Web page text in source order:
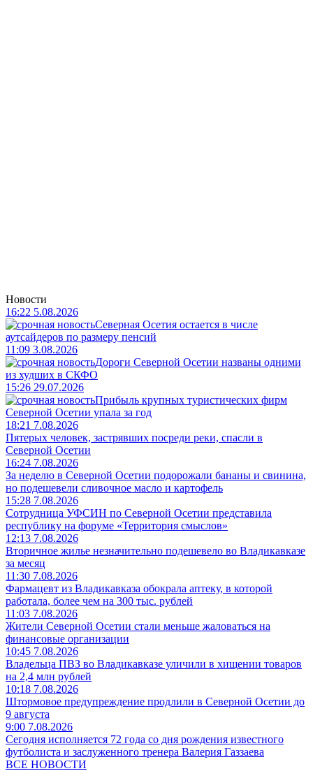
Новости
16:22 5.08.2026
Северная Осетия остается в числе
аутсайдеров по размеру пенсий
11:09 3.08.2026
Дороги Северной Осетии названы одними
из худших в СКФО
15:26 29.07.2026
Прибыль крупных туристических фирм
Северной Осетии упала за год
18:21 7.08.2026
Пятерых человек, застрявших посреди реки, спасли в
Северной Осетии
16:24 7.08.2026
За неделю в Северной Осетии подорожали бананы и свинина,
но подешевели сливочное масло и картофель
15:28 7.08.2026
Сотрудница УФСИН по Северной Осетии представила
республику на форуме «Территория смыслов»
12:13 7.08.2026
Вторичное жилье незначительно подешевело во Владикавказе
за месяц
11:30 7.08.2026
Фармацевт из Владикавказа обокрала аптеку, в которой
работала, более чем на 300 тыс. рублей
11:03 7.08.2026
Жители Северной Осетии стали меньше жаловаться на
финансовые организации
10:45 7.08.2026
Владельца ПВЗ во Владикавказе уличили в хищении товаров
на 2,4 млн рублей
10:18 7.08.2026
Штормовое предупреждение продлили в Северной Осетии до
9 августа
9:00 7.08.2026
Сегодня исполняется 72 года со дня рождения известного
футболиста и заслуженного тренера Валерия Газзаева
ВСЕ НОВОСТИ